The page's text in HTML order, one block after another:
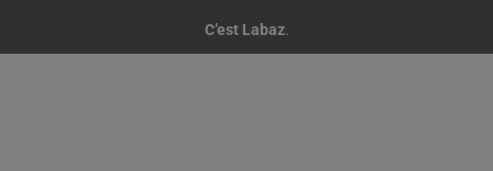
C’est Labaz.